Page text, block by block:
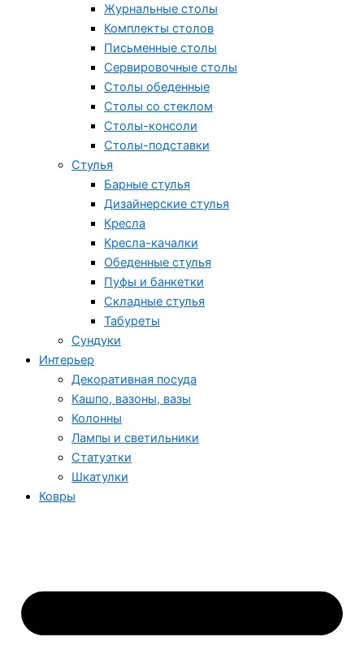
Журнальные столы
Комплекты столов
Письменные столы
Сервировочные столы
Столы обеденные
Столы со стеклом
Столы-консоли
Столы-подставки
Стулья
Барные стулья
Дизайнерские стулья
Кресла
Кресла-качалки
Обеденные стулья
Пуфы и банкетки
Складные стулья
Табуреты
Сундуки
Интерьер
Декоративная посуда
Кашпо, вазоны, вазы
Колонны
Лампы и светильники
Статуэтки
Шкатулки
Ковры